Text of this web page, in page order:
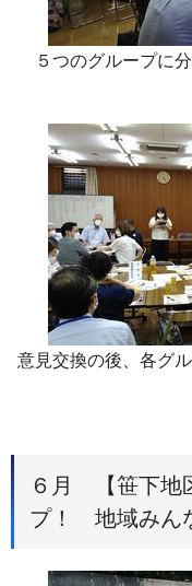
５つのグループに
意見交換の後、各グ
６月 【笹下地
プ！ 地域みん